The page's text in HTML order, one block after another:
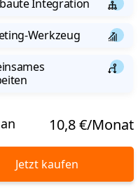
Integration
Werkzeug
10,8 €/Monat
Jetzt kaufen